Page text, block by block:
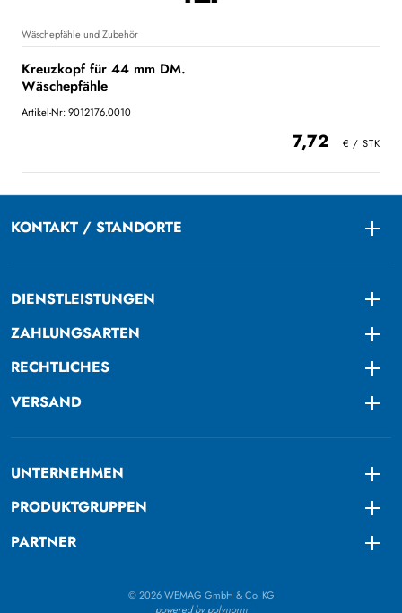
Wäschepfähle und Zubehör
Kreuzkopf für 44 mm DM.
Wäschepfähle
Artikel-Nr: 9012176.0010
7,72
KONTAKT / STANDORTE
DIENSTLEISTUNGEN
ZAHLUNGSARTEN
RECHTLICHES
VERSAND
UNTERNEHMEN
PRODUKTGRUPPEN
PARTNER
© 2026 WEMAG GmbH & Co. KG
powered by polynorm